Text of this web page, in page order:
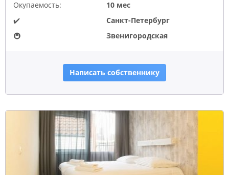
Окупаемость:
10 мес
✔️
Санкт-Петербург
🚇
Звенигородская
Написать собственнику